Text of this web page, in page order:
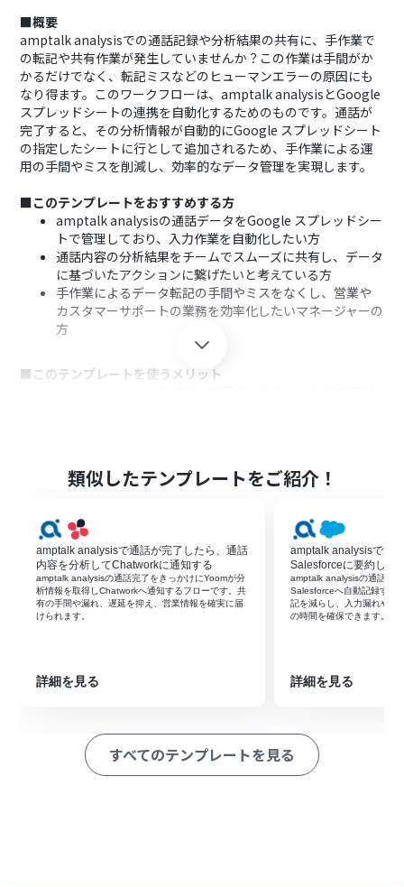
■概要
amptalk analysisでの通話記録や分析結果の共有に、手作業で
の転記や共有作業が発生していませんか？この作業は手間がか
かるだけでなく、転記ミスなどのヒューマンエラーの原因にも
なり得ます。このワークフローは、amptalk analysisとGoogle
スプレッドシートの連携を自動化するためのものです。通話が
完了すると、その分析情報が自動的にGoogle スプレッドシート
の指定したシートに行として追加されるため、手作業による運
用の手間やミスを削減し、効率的なデータ管理を実現します。
■このテンプレートをおすすめする方
amptalk analysisの通話データをGoogle スプレッドシー
トで管理しており、入力作業を自動化したい方
通話内容の分析結果をチームでスムーズに共有し、データ
に基づいたアクションに繋げたいと考えている方
手作業によるデータ転記の手間やミスをなくし、営業や
カスタマーサポートの業務を効率化したいマネージャーの
方
■このテンプレートを使うメリット
を保つことに繋がります。
■フローボットの流れ
はじめに、amptalk analysisとGoogle スプレッドシート
をYoomと連携します。
次に、トリガーでamptalk analysisを選択し、「通話が
完了したら」というアクションを設定します。
続いて、オペレーションでamptalk analysisの「分析情
最後に、オペレーションでGoogle スプレッドシートの
「レコードを追加する」アクションを設定し、取得した情
※「トリガー」：フロー起動のきっかけとなるアクション、「オ
ペレーション」：トリガー起動後、フロー内で処理を行うアク
類似したテンプレートをご紹介！
amptalk analysisで通話が完了したら、通話
内容を分析してChatworkに通知する
amptalk analysisの通話完了をきっかけにYoomが分
析情報を取得しChatworkへ通知するフローです。共
有の手間や漏れ、遅延を抑え、営業情報を確実に届
けられます。
詳細を見る
amptalk analysisで通
Salesforceに要約した
amptalk analysisの通話完
Salesforceへ自動記録する
記を減らし、入力漏れやミ
の時間を確保できます。
詳細を見る
すべてのテンプレートを見る